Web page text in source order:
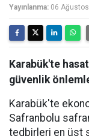
Yayınlanma: 06
Karabük'te
güvenlik
Karabük'te
Safranbolu
tedbirleri en üst